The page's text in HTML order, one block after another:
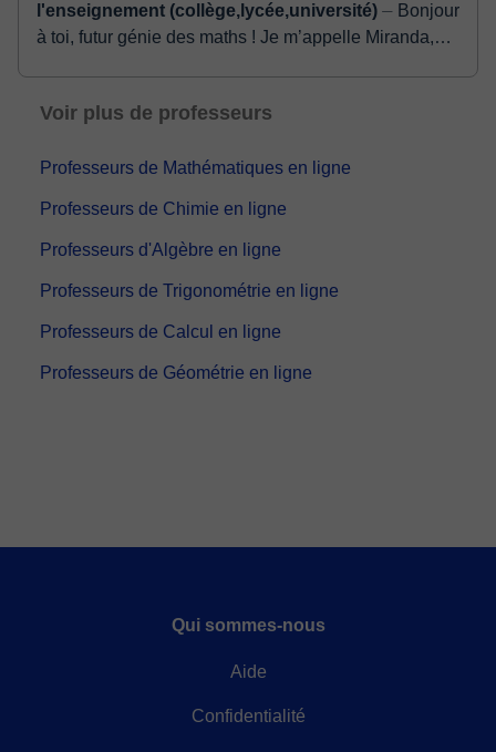
l'enseignement (collège,lycée,université) ⏤ Bonjour
à toi, futur génie des maths ! Je m’appelle Miranda,
Voir plus de professeurs
Professeurs de Mathématiques en ligne
Professeurs de Chimie en ligne
Professeurs d'Algèbre en ligne
Professeurs de Trigonométrie en ligne
Professeurs de Calcul en ligne
Professeurs de Géométrie en ligne
Qui sommes-nous
Aide
Confidentialité